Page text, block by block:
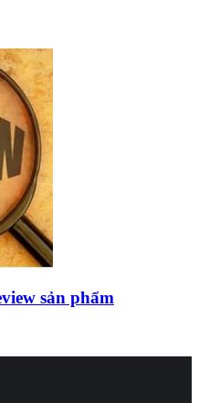
sản phẩm